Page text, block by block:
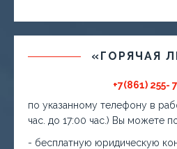
«ГОРЯЧАЯ
+7(861) 255-
по указанному телефону в
час. до 17:00 час.) Вы можете
- бесплатную юридическую